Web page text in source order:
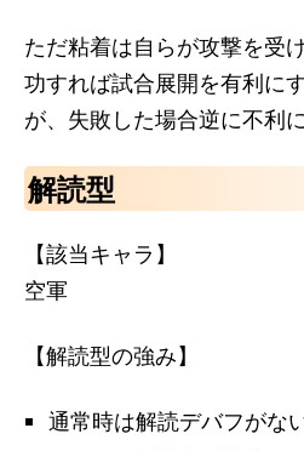
ただ粘着は自らが攻撃を受
功すれば試合展開を有利に
が、失敗した場合逆に不利
解読型
【該当キャラ】
空軍
【解読型の強み】
通常時は解読デバフがな